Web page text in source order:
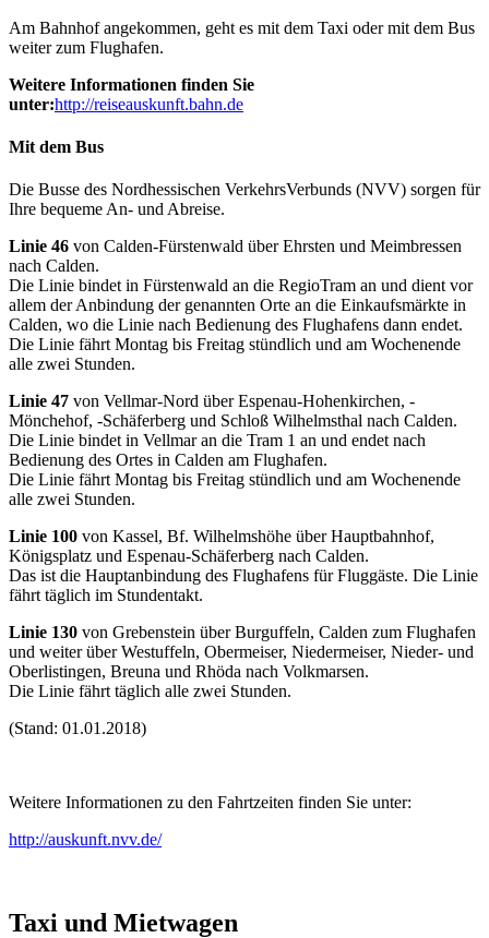
Am Bahnhof angekommen, geht es mit dem Taxi oder mit dem Bus
weiter zum Flughafen.
Weitere Informationen finden Sie
unter:http://reiseauskunft.bahn.de
Mit dem Bus
Die Busse des Nordhessischen VerkehrsVerbunds (NVV) sorgen für
Ihre bequeme An- und Abreise.
Linie 46 von Calden-Fürstenwald über Ehrsten und Meimbressen
nach Calden.
Die Linie bindet in Fürstenwald an die RegioTram an und dient vor
allem der Anbindung der genannten Orte an die Einkaufsmärkte in
Calden, wo die Linie nach Bedienung des Flughafens dann endet.
Die Linie fährt Montag bis Freitag stündlich und am Wochenende
alle zwei Stunden.
Linie 47 von Vellmar-Nord über Espenau-Hohenkirchen, -
Mönchehof, -Schäferberg und Schloß Wilhelmsthal nach Calden.
Die Linie bindet in Vellmar an die Tram 1 an und endet nach
Bedienung des Ortes in Calden am Flughafen.
Die Linie fährt Montag bis Freitag stündlich und am Wochenende
alle zwei Stunden.
Linie 100 von Kassel, Bf. Wilhelmshöhe über Hauptbahnhof,
Königsplatz und Espenau-Schäferberg nach Calden.
Das ist die Hauptanbindung des Flughafens für Fluggäste. Die Linie
fährt täglich im Stundentakt.
Linie 130 von Grebenstein über Burguffeln, Calden zum Flughafen
und weiter über Westuffeln, Obermeiser, Niedermeiser, Nieder- und
Oberlistingen, Breuna und Rhöda nach Volkmarsen.
Die Linie fährt täglich alle zwei Stunden.
(Stand: 01.01.2018)
Weitere Informationen zu den Fahrtzeiten finden Sie unter:
http://auskunft.nvv.de/
Taxi und Mietwagen